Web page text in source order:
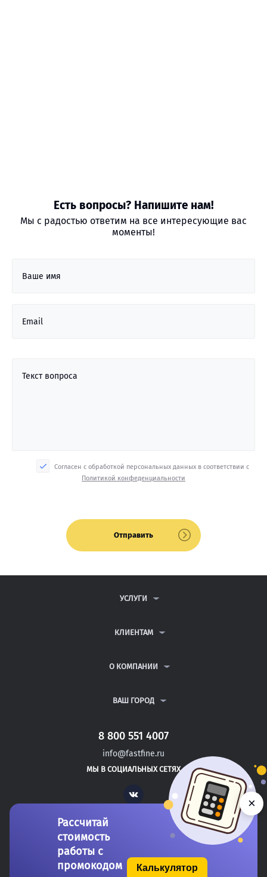
Есть вопросы? Напишите нам!
Мы с радостью ответим на все интересующие вас
моменты!
Ваше имя
Email
Текст вопроса
Согласен с обработкой персональных данных в соответствии с
Политикой конфеденциальности
Отправить
УСЛУГИ
ДИПЛОМНЫЕ РАБОТЫ
РЕФЕРАТЫ
КЛИЕНТАМ
ВОПРОСЫ И ОТВЕТЫ
ПОЛИТИКА КОНФИДЕНЦИАЛЬНОСТИ
О КОМПАНИИ
КОНТАКТЫ
ВАШ ГОРОД
САНКТ-ПЕТЕРБУРГ
ПОЛЕССК
СЕВЕРСК
8 800 551 4007
info@fastfine.ru
МЫ В СОЦИАЛЬНЫХ СЕТЯХ
Vk
Рассчитай
стоимость
работы с
промокодом
Калькулятор
×